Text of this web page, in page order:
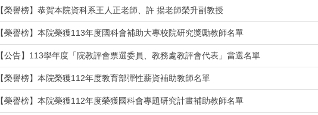
【榮譽榜】恭賀本院資科系王人正老師、許 揚老師榮升副教授
【榮譽榜】本院榮獲113年度國科會補助大專校院研究獎勵教師名單
【公告】113學年度「院教評會票選委員、教務處教評會代表」當選名單
【榮譽榜】本院榮獲112年度教育部彈性薪資補助教師名單
【榮譽榜】本院榮獲112年度榮獲國科會專題研究計畫補助教師名單